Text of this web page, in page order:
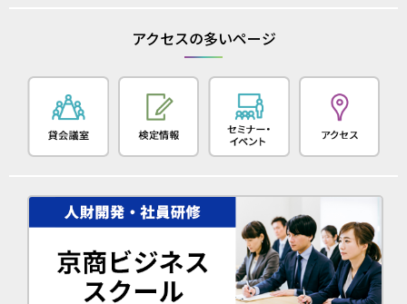
アクセスの多いページ